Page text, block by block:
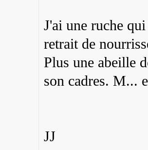
J'ai une ruche
retrait de
Plus une abeille
son cadres. M...
JJ